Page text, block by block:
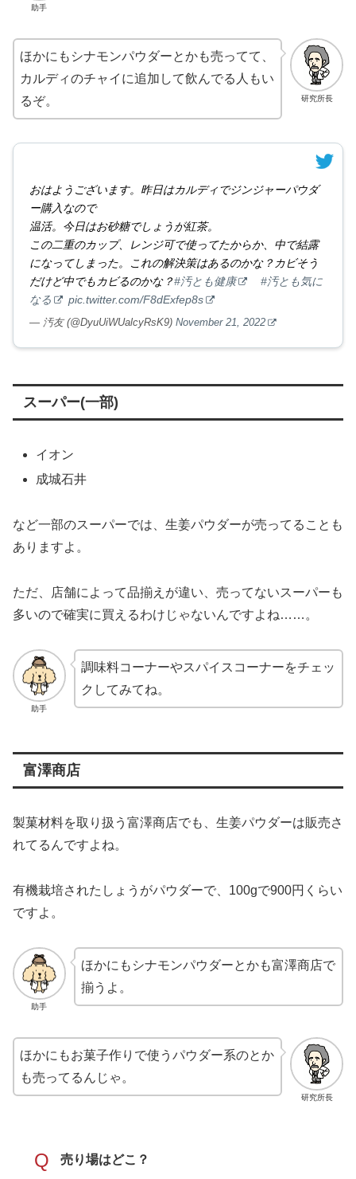
助手
研究所長
ほかにもシナモンパウダーとかも売ってて、
カルディのチャイに追加して飲んでる人もい
るぞ。
おはようございます。昨日はカルディでジンジャーパウダ
ー購入なので
温活。今日はお砂糖でしょうが紅茶。
この二重のカップ、レンジ可で使ってたからか、中で結露
になってしまった。これの解決策はあるのかな？カビそう
だけど中でもカビるのかな？#汚とも健康
#汚とも気に
なる
pic.twitter.com/F8dExfep8s
— 汚友 (@DyuUiWUalcyRsK9) November 21, 2022
スーパー(一部)
イオン
成城石井
など一部のスーパーでは、生姜パウダーが売ってることも
ありますよ。
ただ、店舗によって品揃えが違い、売ってないスーパーも
多いので確実に買えるわけじゃないんですよね……。
助手
調味料コーナーやスパイスコーナーをチェッ
クしてみてね。
富澤商店
製菓材料を取り扱う富澤商店でも、生姜パウダーは販売さ
れてるんですよね。
有機栽培されたしょうがパウダーで、100gで900円くらい
ですよ。
助手
ほかにもシナモンパウダーとかも富澤商店で
揃うよ。
研究所長
ほかにもお菓子作りで使うパウダー系のとか
も売ってるんじゃ。
Q 売り場はどこ？